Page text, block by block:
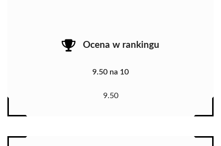
Ocena w rankingu
9.50 na 10
9.50